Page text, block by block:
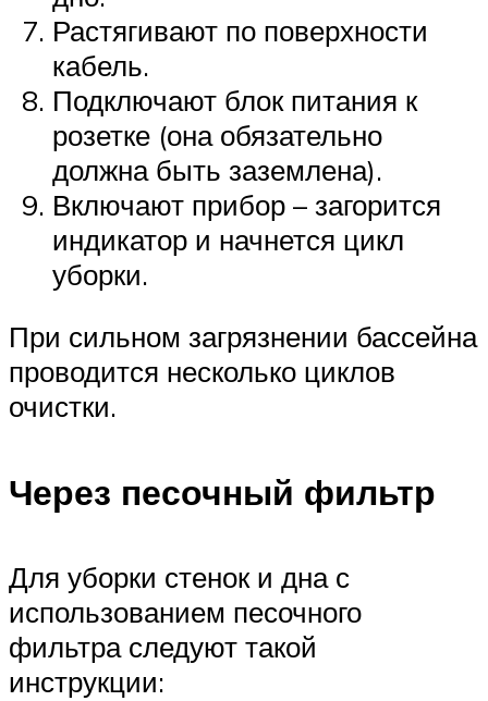
Растягивают по поверхности
кабель.
Подключают блок питания к
розетке (она обязательно
должна быть заземлена).
Включают прибор – загорится
индикатор и начнется цикл
уборки.
При сильном загрязнении бассейна
проводится несколько циклов
очистки.
Через песочный фильтр
Для уборки стенок и дна с
использованием песочного
фильтра следуют такой
инструкции: